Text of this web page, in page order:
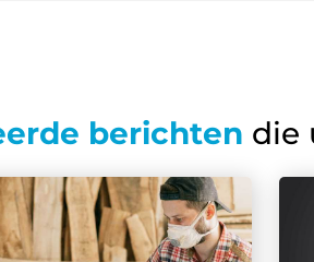
berichten die